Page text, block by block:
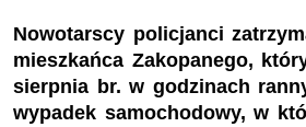
Nowotarscy policjanci
mieszkańca Zakopanego,
sierpnia br. w godzinach
wypadek samochodowy, w